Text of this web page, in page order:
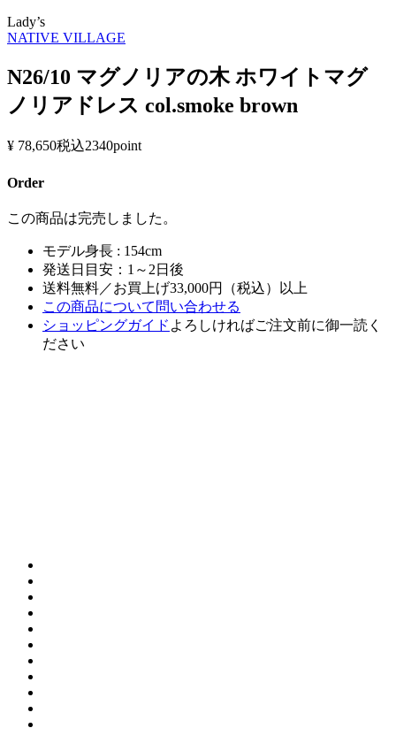
Lady’s
NATIVE VILLAGE
N26/10 マグノリアの木 ホワイトマグ
ノリアドレス col.smoke brown
¥ 78,650税込2340point
Order
この商品は完売しました。
モデル身長 : 154cm
発送日目安：1～2日後
送料無料／お買上げ33,000円（税込）以上
この商品について問い合わせる
ショッピングガイド よろしければご注文前に御一読く
ださい